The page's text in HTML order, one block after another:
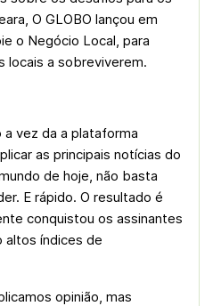
O GLOBO lançou em
o Negócio Local, para
locais a sobreviverem.
vez da a plataforma
as principais notícias do
de hoje, não basta
E rápido. O resultado é
conquistou os assinantes
altos índices de
opinião, mas